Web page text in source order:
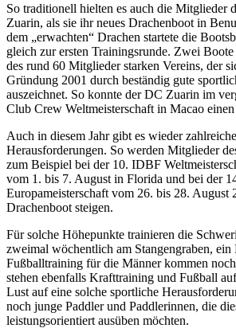
So traditionell hielten es auch die Mitglieder
Zuarin, als sie ihr neues Drachenboot in
dem „erwachten“ Drachen startete die
gleich zur ersten Trainingsrunde. Zwei
des rund 60 Mitglieder starken Vereins, der
Gründung 2001 durch beständig gute
auszeichnet. So konnte der DC Zuarin im
Club Crew Weltmeisterschaft in Macao
Auch in diesem Jahr gibt es wieder
Herausforderungen. So werden Mitglieder
zum Beispiel bei der 10. IDBF
vom 1. bis 7. August in Florida und bei der
Europameisterschaft vom 26. bis 28. August
Drachenboot steigen.
Für solche Höhepunkte trainieren die
zweimal wöchentlich am Stangengraben,
Fußballtraining für die Männer kommen
stehen ebenfalls Krafttraining und Fußball
Lust auf eine solche sportliche
noch junge Paddler und Paddlerinnen, die
leistungsorientiert ausüben möchten.